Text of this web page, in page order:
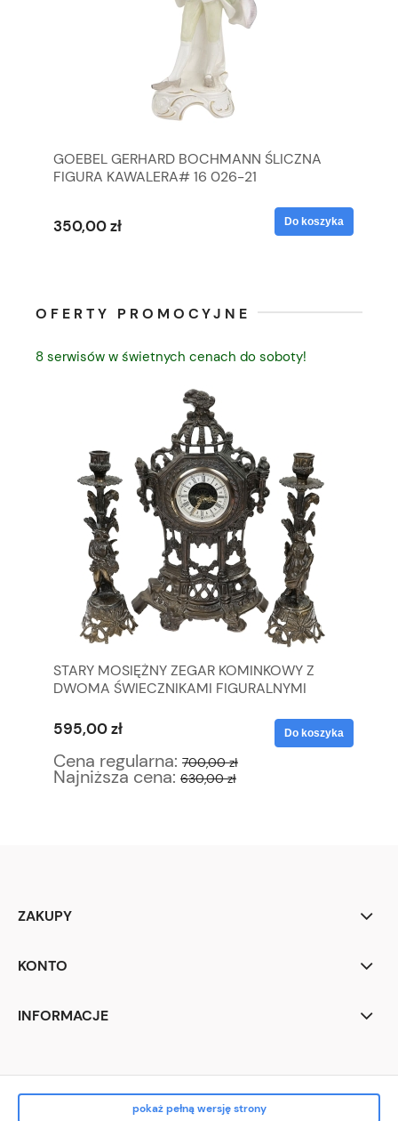
GOEBEL GERHARD BOCHMANN ŚLICZNA
FIGURA KAWALERA# 16 026-21
350,00 zł Do koszyka
OFERTY PROMOCYJNE
8 serwisów w świetnych cenach do soboty!
STARY MOSIĘŻNY ZEGAR KOMINKOWY Z
DWOMA ŚWIECZNIKAMI FIGURALNYMI
595,00 zł
Cena regularna: 700,00 zł
Najniższa cena: 630,00 zł
Do koszyka
ZAKUPY
KONTO
INFORMACJE
pokaż pełną wersję strony